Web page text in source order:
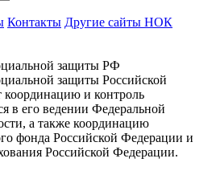
Контакты Другие сайты НОК
защиты РФ
защиты Российской
координацию и контроль
в его ведении Федеральной
а также координацию
фонда Российской Федерации и
Российской Федерации.